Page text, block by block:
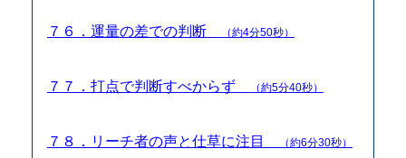
７６．運量の差での判断 （約4分50秒）
７７．打点で判断すべからず （約5分40秒）
７８．リーチ者の声と仕草に注目 （約6分30秒）